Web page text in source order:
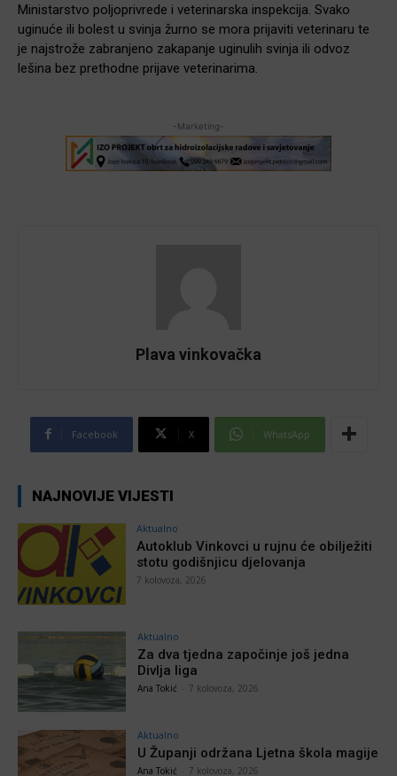
Ministarstvo poljoprivrede i veterinarska inspekcija. Svako
uginuće ili bolest u svinja žurno se mora prijaviti veterinaru te
je najstrože zabranjeno zakapanje uginulih svinja ili odvoz
lešina bez prethodne prijave veterinarima.
-Marketing-
Plava vinkovačka
Facebook X WhatsApp
NAJNOVIJE VIJESTI
Aktualno
Autoklub Vinkovci u rujnu će obilježiti
stotu godišnjicu djelovanja
7 kolovoza, 2026
Aktualno
Za dva tjedna započinje još jedna
Divlja liga
Ana Tokić 7 kolovoza, 2026
Aktualno
U Županji održana Ljetna škola magije
Ana Tokić 7 kolovoza, 2026